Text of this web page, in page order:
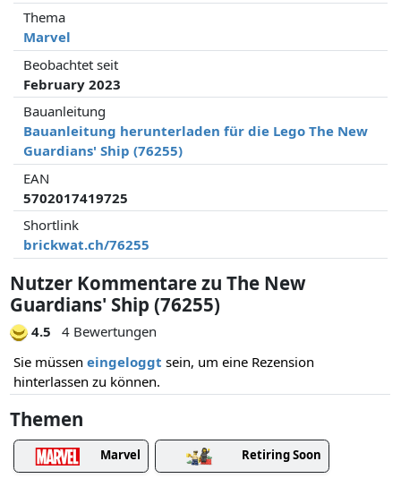
Thema
Marvel
Beobachtet seit
February 2023
Bauanleitung
Bauanleitung herunterladen für die Lego The New
Guardians' Ship (76255)
EAN
5702017419725
Shortlink
brickwat.ch/76255
Nutzer Kommentare zu The New
Guardians' Ship (76255)
4.5
4 Bewertungen
Sie müssen eingeloggt sein, um eine Rezension
hinterlassen zu können.
Themen
Marvel Retiring Soon